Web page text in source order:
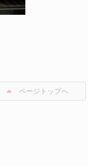
ページトップへ